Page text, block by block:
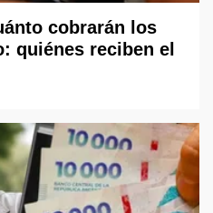
cobrarán los
quiénes reciben el